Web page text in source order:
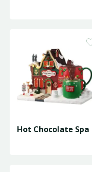
Hot Chocolate Spa